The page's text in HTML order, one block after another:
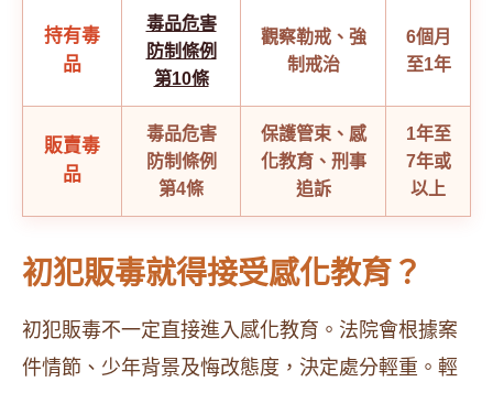
持有毒
品
毒品危害
防制條例
第10條
觀察勒戒、強
制戒治
6個月
至1年
販賣毒
品
毒品危害
防制條例
第4條
保護管束、感
化教育、刑事
追訴
1年至
7年或
以上
初犯販毒就得接受感化教育？
初犯販毒不一定直接進入感化教育。法院會根據案
件情節、少年背景及悔改態度，決定處分輕重。輕